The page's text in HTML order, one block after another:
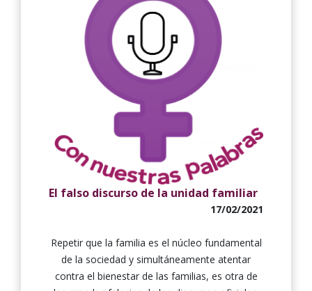
El falso discurso de la unidad familiar
17/02/2021
Repetir que la familia es el núcleo fundamental
de la sociedad y simultáneamente atentar
contra el bienestar de las familias, es otra de